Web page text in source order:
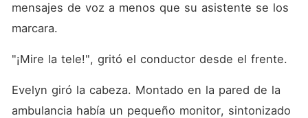
mensajes de voz a menos que su asistente se los
marcara.
"¡Mire la tele!", gritó el conductor desde el frente.
Evelyn giró la cabeza. Montado en la pared de la
ambulancia había un pequeño monitor, sintonizado